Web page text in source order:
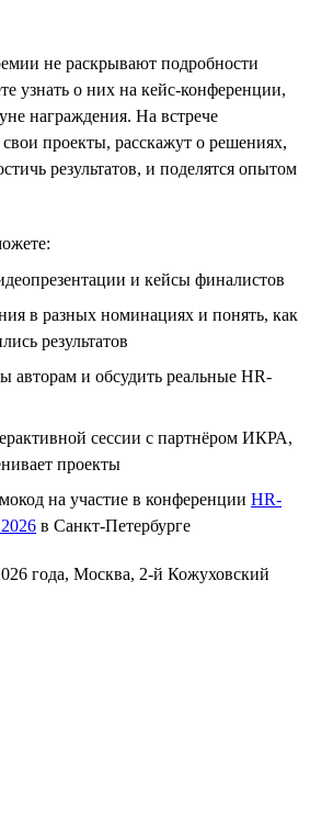
не раскрывают подробности
узнать о них на кейс-конференции,
награждения. На встрече
проекты, расскажут о решениях,
результатов, и поделятся опытом
и кейсы финалистов
в разных номинациях и понять, как
результатов
авторам и обсудить реальные HR-
сессии с партнёром ИКРА,
проекты
на участие в конференции HR-
в Санкт-Петербурге
года, Москва, 2-й Кожуховский